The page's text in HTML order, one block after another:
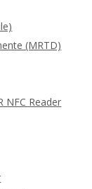
(MRTD)
NFC Reader